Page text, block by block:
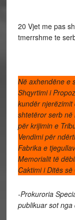
20 Vjet me pas
tmerrshme te
Në axhendëne e
Shqyrtimi i
kundër
shtetëror serb në
për krijimin e
Vendimi për
Fabrika e
Memorialit të
Caktimi i Ditës
-Prokuroria
publikuar sot